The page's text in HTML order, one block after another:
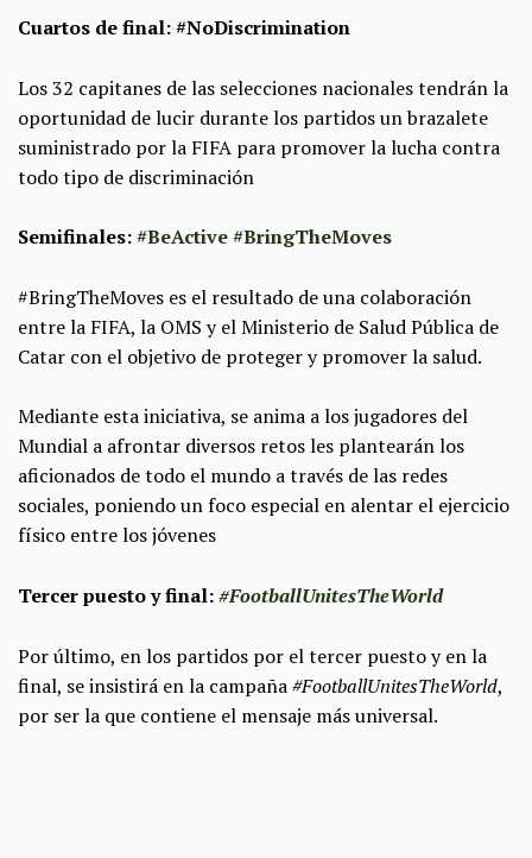
Cuartos de final: #NoDiscrimination
Los 32 capitanes de las selecciones nacionales tendrán la
oportunidad de lucir durante los partidos un brazalete
suministrado por la FIFA para promover la lucha contra
todo tipo de discriminación
Semifinales:#BeActive #BringTheMoves
#BringTheMoves es el resultado de una colaboración
entre la FIFA, la OMS y el Ministerio de Salud Pública de
Catar con el objetivo de proteger y promover la salud.
Mediante esta iniciativa, se anima a los jugadores del
Mundial a afrontar diversos retos les plantearán los
aficionados de todo el mundo a través de las redes
sociales, poniendo un foco especial en alentar el ejercicio
físico entre los jóvenes
Tercer puesto y final:#FootballUnitesTheWorld
Por último, en los partidos por el tercer puesto y en la
final, se insistirá en la campaña#FootballUnitesTheWorld,
por ser la que contiene el mensaje más universal.